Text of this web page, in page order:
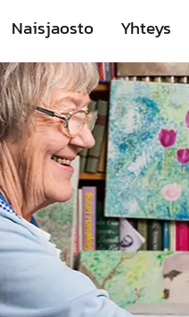
Naisjaosto Yhteys